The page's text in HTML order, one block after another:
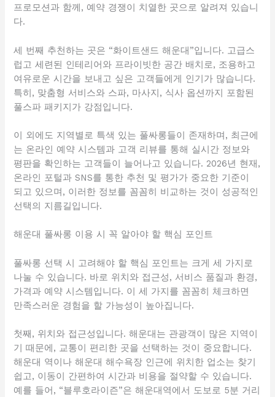
프로모션과 함께, 예약 경쟁이 치열한 곳으로 알려져 있습니
다.
세 번째 추천하는 곳은 “화이트샌드 해운대”입니다. 고급스
럽고 세련된 인테리어와 프라이빗한 공간 배치로, 조용하고
여유로운 시간을 보내고 싶은 고객들에게 인기가 많습니다.
특히, 맞춤형 서비스와 스파, 마사지, 식사 옵션까지 포함된
풀스파 패키지가 강점입니다.
이 외에도 지역별로 특색 있는 풀싸롱들이 존재하며, 최근에
는 온라인 예약 시스템과 고객 리뷰를 통해 실시간 정보와
평판을 확인하는 고객들이 늘어나고 있습니다. 2026년 현재,
온라인 포털과 SNS를 통한 추천 및 평가가 중요한 기준이
되고 있으며, 이러한 정보를 꼼꼼히 비교하는 것이 성공적인
선택의 지름길입니다.
해운대 풀싸롱 이용 시 꼭 알아야 할 핵심 포인트
풀싸롱 선택 시 고려해야 할 핵심 포인트는 크게 세 가지로
나눌 수 있습니다. 바로 위치와 접근성, 서비스 품질과 환경,
가격과 예약 시스템입니다. 이 세 가지를 꼼꼼히 체크하면
만족스러운 경험을 할 가능성이 높아집니다.
첫째, 위치와 접근성입니다. 해운대는 관광객이 많은 지역이
기 때문에, 교통이 편리한 곳을 선택하는 것이 중요합니다.
해운대 역이나 해운대 해수욕장 인근에 위치한 업소는 찾기
쉽고, 이동이 간편하여 시간과 비용을 절약할 수 있습니다.
예를 들어, “블루호라이즌”은 해운대역에서 도보로 5분 거리